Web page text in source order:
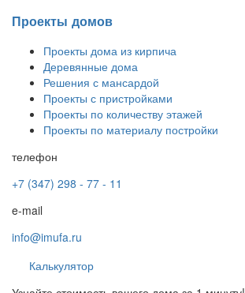
Проекты домов
Проекты дома из кирпича
Деревянные дома
Решения с мансардой
Проекты с пристройками
Проекты по количеству этажей
Проекты по материалу постройки
телефон
+7 (347) 298 - 77 - 11
e-mail
info@imufa.ru
Калькулятор